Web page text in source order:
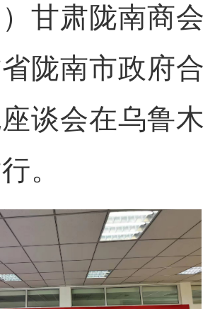
甘肃陇南商会
陇南市政府合
谈会在乌鲁木
。